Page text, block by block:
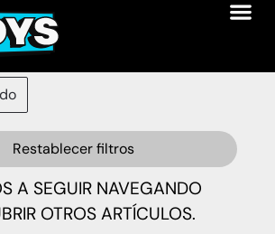
Restablecer filtros
A SEGUIR NAVEGANDO
OTROS ARTÍCULOS.